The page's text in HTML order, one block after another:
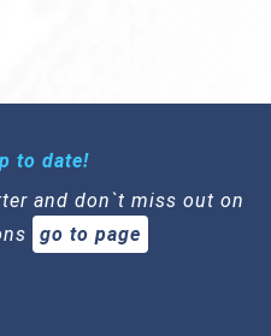
to date!
and don`t miss out on
go to page